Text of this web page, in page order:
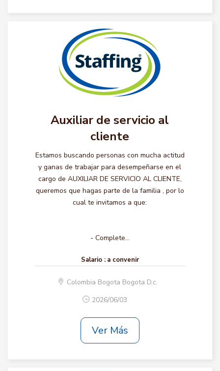
Auxiliar de servicio al
cliente
Estamos buscando personas con mucha actitud
y ganas de trabajar para desempeñarse en el
cargo de AUXILIAR DE SERVICIO AL CLIENTE,
queremos que hagas parte de la familia , por lo
cual te invitamos a que:
- Complete...
Salario : a convenir
Colombia Bogota Bogota D.c.
2026/06/03
Ver Más